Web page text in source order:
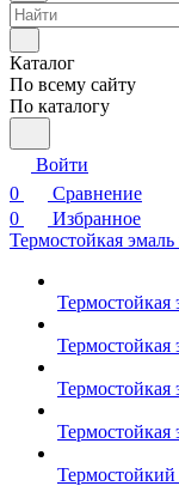
Каталог
По всему сайту
По каталогу
Войти
0
Сравнение
0
Избранное
Термостойкая
Термостойкая